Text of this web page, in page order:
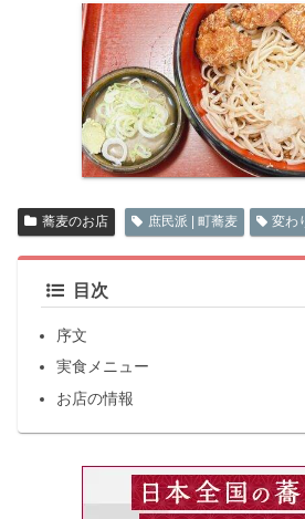
蕎麦のお店 庶民派 | 町蕎麦 変わ
目次
序文
実食メニュー
お店の情報